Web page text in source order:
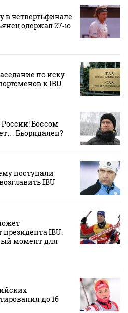
в четвертьфинале
одержал 27‑ю
по иску
к IBU
Боссом
Бьорндален?
поступали
IBU
президента IBU.
момент для
до 16